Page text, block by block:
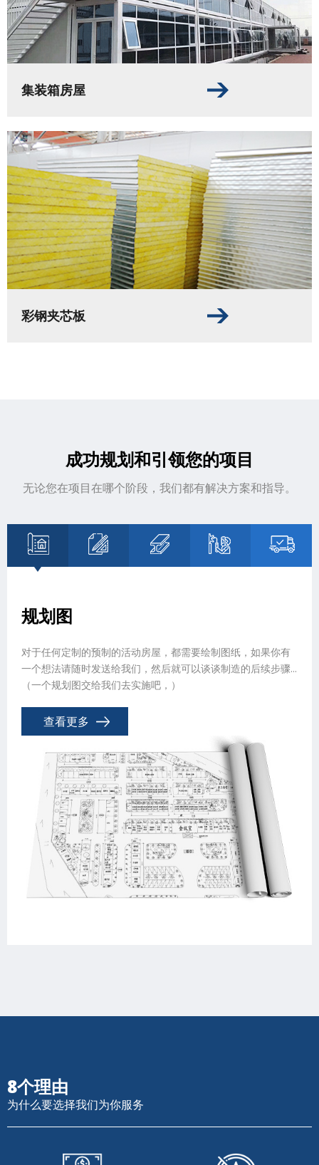
集装箱房屋
彩钢夹芯板
成功规划和引领您的项目
无论您在项目在哪个阶段，我们都有解决方案和指导。
规划图
对于任何定制的预制的活动房屋，都需要绘制图纸，如果你有
一个想法请随时发送给我们，然后就可以谈谈制造的后续步骤...
（一个规划图交给我们去实施吧，）
查看更多
8个理由
为什么要选择我们为你服务